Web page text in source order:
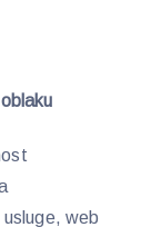
web